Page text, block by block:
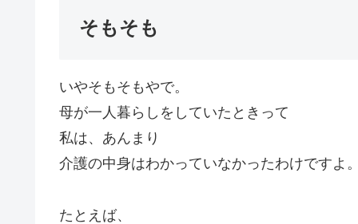
そもそも
いやそもそもやで。
母が一人暮らしをしていたときって
私は、あんまり
介護の中身はわかっていなかったわけですよ
たとえば、